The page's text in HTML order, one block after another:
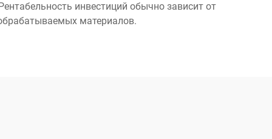
инвестиций обычно зависит от
материалов.